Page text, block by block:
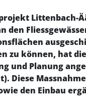
Littenbach-
den
zu können, hat
und Planung
Diese
den Einbau